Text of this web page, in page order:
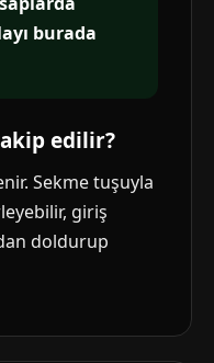
burada
edilir?
Sekme tuşuyla
giriş
doldurup